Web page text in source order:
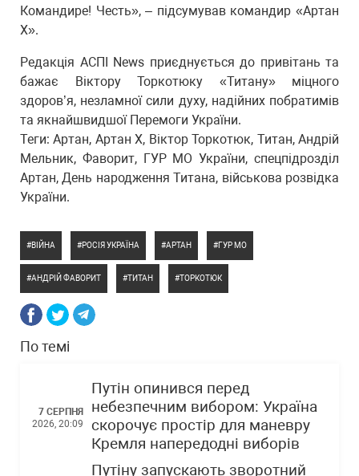
Командире! Честь», – підсумував командир «Артан
Х».
Редакція АСПІ News приєднується до привітань та
бажає Віктору Торкотюку «Титану» міцного
здоров’я, незламної сили духу, надійних побратимів
та якнайшвидшої Перемоги України.
Теги: Артан, Артан Х, Віктор Торкотюк, Титан, Андрій
Мельник, Фаворит, ГУР МО України, спецпідрозділ
Артан, День народження Титана, військова розвідка
України.
ВІЙНА РОСІЯ УКРАЇНА АРТАН ГУР МО
АНДРІЙ ФАВОРИТ ТИТАН ТОРКОТЮК
По темі
7 СЕРПНЯ
2026, 20:09
Путін опинився перед
небезпечним вибором: Україна
скорочує простір для маневру
Кремля напередодні виборів
Путіну запускають зворотний